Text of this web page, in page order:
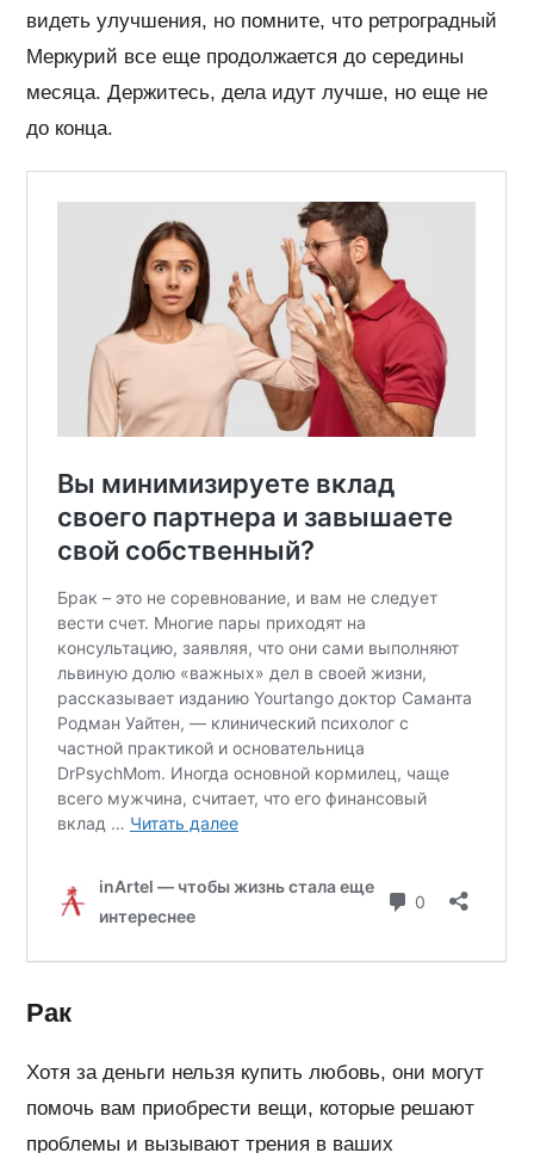
видеть улучшения, но помните, что ретроградный
Меркурий все еще продолжается до середины
месяца. Держитесь, дела идут лучше, но еще не
до конца.
Рак
Хотя за деньги нельзя купить любовь, они могут
помочь вам приобрести вещи, которые решают
проблемы и вызывают трения в ваших